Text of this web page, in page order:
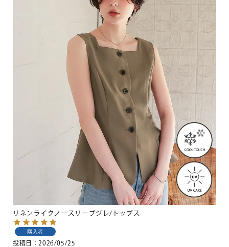
リネンライクノースリーブジレ/トップス
購入者
投稿日 2026/05/25